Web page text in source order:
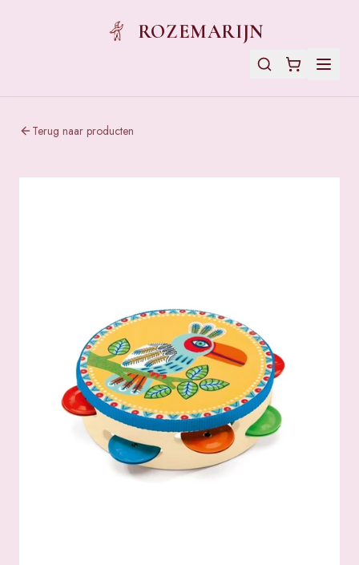
ROZEMARIJN
Terug naar producten